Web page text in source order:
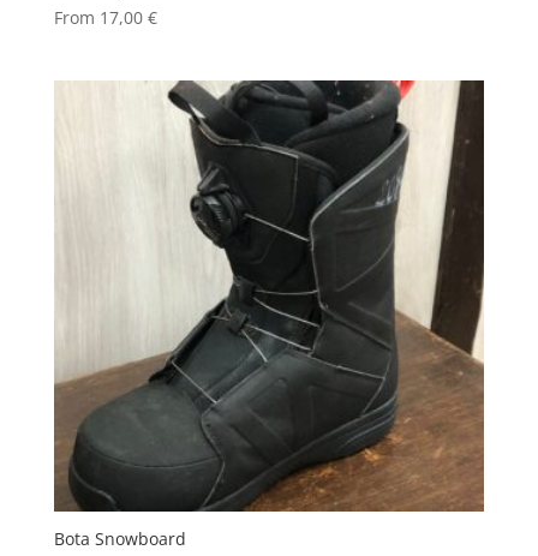
From 17,00 €
Bota Snowboard